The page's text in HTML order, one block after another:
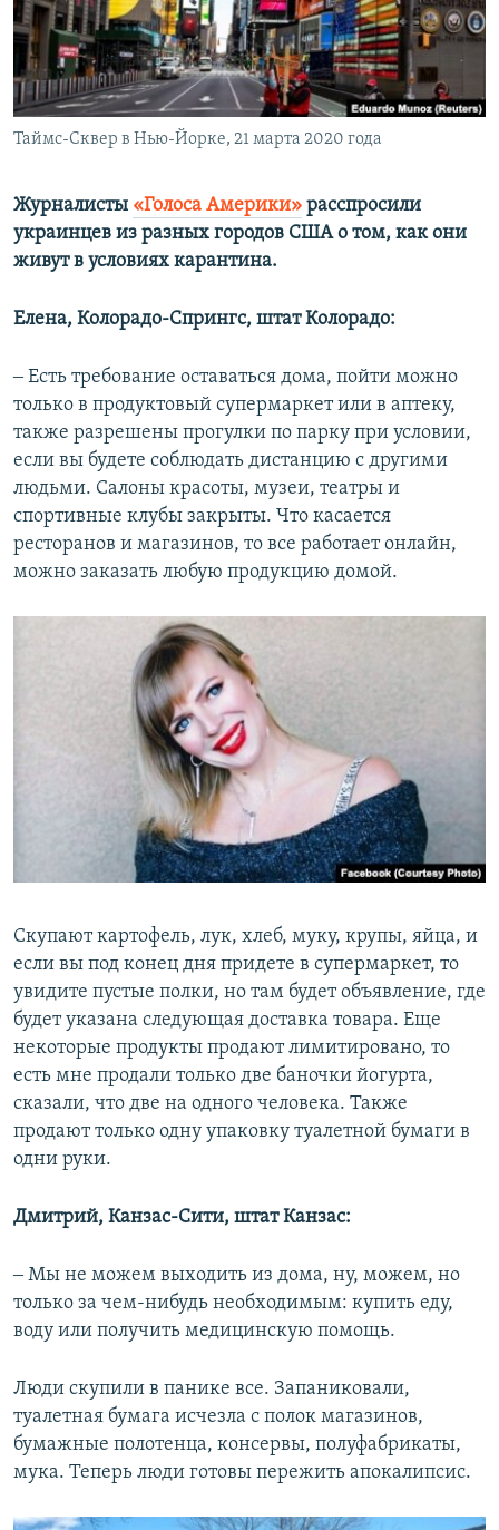
ПОБЕДИТЕЛЕЙ НЕ СУДЯТ?
КРЫМ.НЕПОКОРЕННЫЙ
ELIFBE
УКРАИНСКАЯ ПРОБЛЕМА КРЫМА
ПРИСОЕДИНЯЙТЕСЬ!
Таймс-Сквер в Нью-Йорке, 21 марта 2020 года
Журналисты «Голоса Америки» расспросили
украинцев из разных городов США о том, как они
живут в условиях карантина.
Елена, Колорадо-Спрингс, штат Колорадо:
‒ Есть требование оставаться дома, пойти можно
только в продуктовый супермаркет или в аптеку,
также разрешены прогулки по парку при условии,
если вы будете соблюдать дистанцию с другими
людьми. Салоны красоты, музеи, театры и
спортивные клубы закрыты. Что касается
ресторанов и магазинов, то все работает онлайн,
можно заказать любую продукцию домой.
Скупают картофель, лук, хлеб, муку, крупы, яйца, и
если вы под конец дня придете в супермаркет, то
увидите пустые полки, но там будет объявление, где
будет указана следующая доставка товара. Еще
некоторые продукты продают лимитировано, то
есть мне продали только две баночки йогурта,
сказали, что две на одного человека. Также
продают только одну упаковку туалетной бумаги в
одни руки.
Дмитрий, Канзас-Сити, штат Канзас:
‒ Мы не можем выходить из дома, ну, можем, но
только за чем-нибудь необходимым: купить еду,
воду или получить медицинскую помощь.
Люди скупили в панике все. Запаниковали,
туалетная бумага исчезла с полок магазинов,
бумажные полотенца, консервы, полуфабрикаты,
мука. Теперь люди готовы пережить апокалипсис.